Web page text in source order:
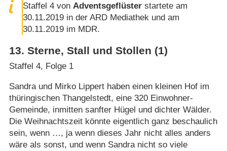
Staffel 4 vonAdventsgeflüster startete am
30.11.2019 in der ARD Mediathek und am
30.11.2019 im MDR.
13. Sterne, Stall und Stollen (1)
Staffel 4, Folge 1
Sandra und Mirko Lippert haben einen kleinen Hof im
thüringischen Thangelstedt, eine 320 Einwohner-
Gemeinde, inmitten sanfter Hügel und dichter Wälder.
Die Weihnachtszeit könnte eigentlich ganz beschaulich
sein, wenn …, ja wenn dieses Jahr nicht alles anders
wäre als sonst, und wenn Sandra nicht so viele